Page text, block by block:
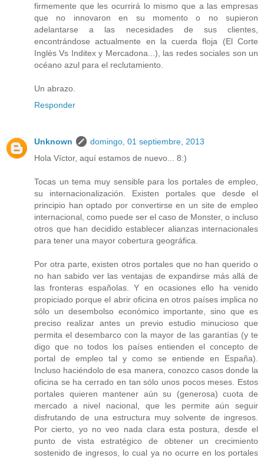
firmemente que les ocurrirá lo mismo que a las empresas
que no innovaron en su momento o no supieron
adelantarse a las necesidades de sus clientes,
encontrándose actualmente en la cuerda floja (El Corte
Inglés Vs Inditex y Mercadona...), las redes sociales son un
océano azul para el reclutamiento.
Un abrazo.
Responder
Unknown
domingo, 01 septiembre, 2013
Hola Víctor, aquí estamos de nuevo... 8:)
Tocas un tema muy sensible para los portales de empleo,
su internacionalización. Existen portales que desde el
principio han optado por convertirse en un site de empleo
internacional, como puede ser el caso de Monster, o incluso
otros que han decidido establecer alianzas internacionales
para tener una mayor cobertura geográfica.
Por otra parte, existen otros portales que no han querido o
no han sabido ver las ventajas de expandirse más allá de
las fronteras españolas. Y en ocasiones ello ha venido
propiciado porque el abrir oficina en otros países implica no
sólo un desembolso económico importante, sino que es
preciso realizar antes un previo estudio minucioso que
permita el desembarco con la mayor de las garantías (y te
digo que no todos los países entienden el concepto de
portal de empleo tal y como se entiende en España).
Incluso haciéndolo de esa manera, conozco casos donde la
oficina se ha cerrado en tan sólo unos pocos meses. Estos
portales quieren mantener aún su (generosa) cuota de
mercado a nivel nacional, que les permite aún seguir
disfrutando de una estructura muy solvente de ingresos.
Por cierto, yo no veo nada clara esta postura, desde el
punto de vista estratégico de obtener un crecimiento
sostenido de ingresos, lo cual ya no ocurre en los portales